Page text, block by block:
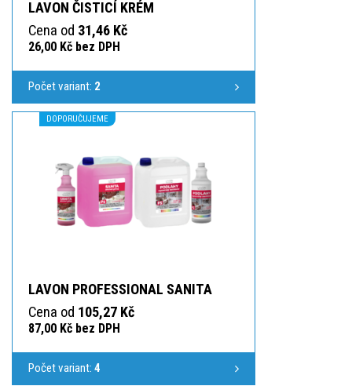
LAVON ČISTICÍ KRÉM
Cena od 31,46 Kč
26,00 Kč bez DPH
Počet variant: 2
DOPORUČUJEME
LAVON PROFESSIONAL SANITA
Cena od 105,27 Kč
87,00 Kč bez DPH
Počet variant: 4